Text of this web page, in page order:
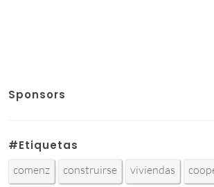
Sponsors
#Etiquetas
comenz construirse viviendas